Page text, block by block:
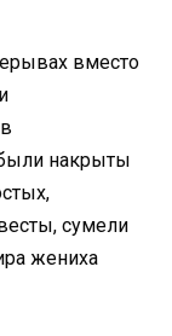
вместо
накрыты
сумели
жениха